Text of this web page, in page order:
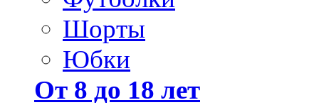
Шорты
Юбки
От 8 до 18 лет